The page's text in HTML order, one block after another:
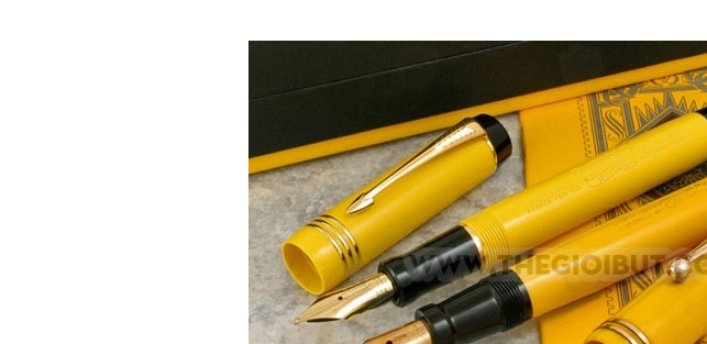
cấp
biến
nhất
hiện
nay